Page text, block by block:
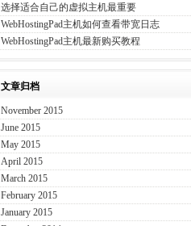
选择适合自己的虚拟主机最重要
WebHostingPad主机如何查看带宽日志
WebHostingPad主机最新购买教程
文章归档
November 2015
June 2015
May 2015
April 2015
March 2015
February 2015
January 2015